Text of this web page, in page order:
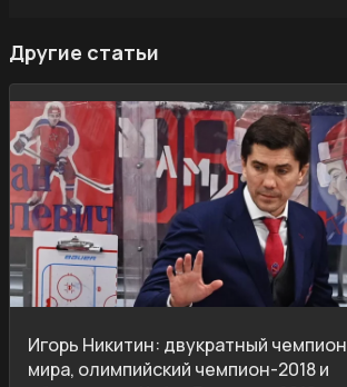
Другие статьи
Игорь Никитин: двукратный чемпион
мира, олимпийский чемпион-2018 и